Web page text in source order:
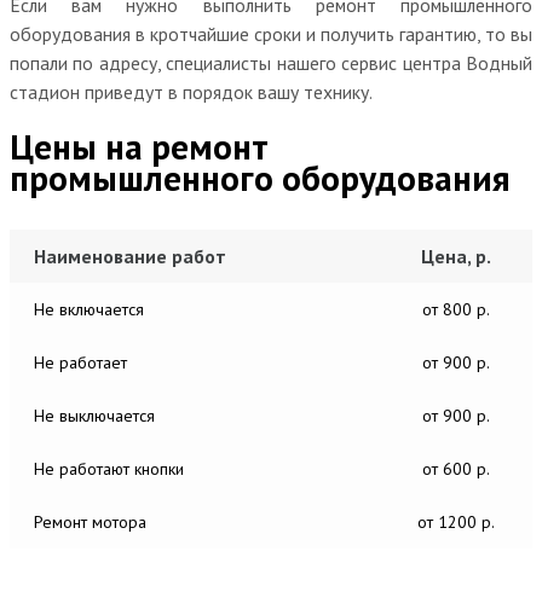
оборудования в кротчайшие сроки и получить гарантию, то вы
попали по адресу, специалисты нашего сервис центра Водный
стадион приведут в порядок вашу технику.
Цены на ремонт
промышленного оборудования
Наименование работ Цена, р.
Не включается от 800 р.
Не работает от 900 р.
Не выключается от 900 р.
Не работают кнопки от 600 р.
Ремонт мотора от 1200 р.